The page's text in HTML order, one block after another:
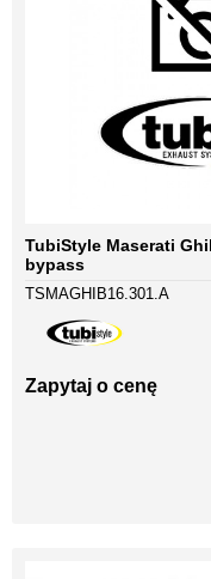
TubiStyle Maserati
bypass
TSMAGHIB16.301.A
Zapytaj o cenę